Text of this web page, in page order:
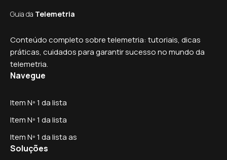
Guia da Telemetria
Conteúdo completo sobre telemetria: tutoriais, dicas
práticas, cuidados para garantir sucesso no mundo da
telemetria.
Navegue
Item Nº 1 da lista
Item Nº 1 da lista
Item Nº 1 da lista as
Soluções